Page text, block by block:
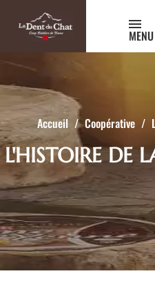
MENU
Accueil Coopérative
L'HISTOIRE DE